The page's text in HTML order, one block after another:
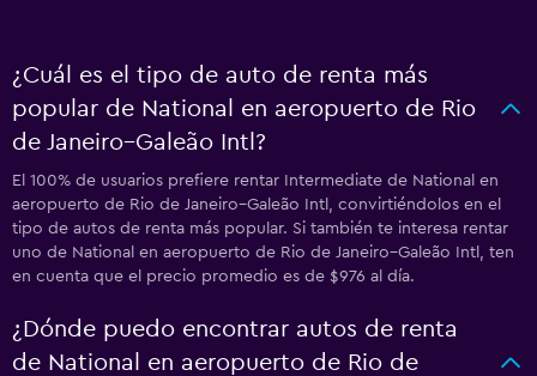
¿Cuál es el tipo de auto de renta más
popular de National en aeropuerto de Rio
de Janeiro–Galeão Intl?
El 100% de usuarios prefiere rentar Intermediate de National en
aeropuerto de Rio de Janeiro–Galeão Intl, convirtiéndolos en el
tipo de autos de renta más popular. Si también te interesa rentar
uno de National en aeropuerto de Rio de Janeiro–Galeão Intl, ten
en cuenta que el precio promedio es de $976 al día.
¿Dónde puedo encontrar autos de renta
de National en aeropuerto de Rio de